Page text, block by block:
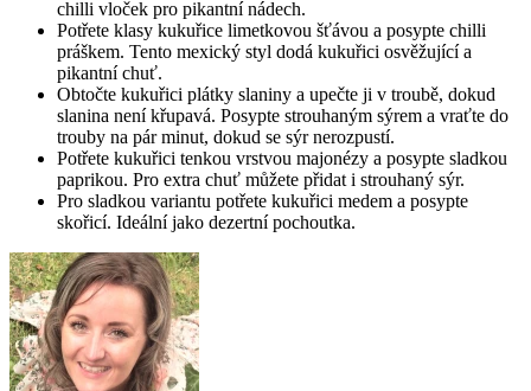
chilli vloček pro pikantní nádech.
Potřete klasy kukuřice limetkovou šťávou a posypte chilli
práškem. Tento mexický styl dodá kukuřici osvěžující a
pikantní chuť.
Obtočte kukuřici plátky slaniny a upečte ji v troubě, dokud
slanina není křupavá. Posypte strouhaným sýrem a vraťte do
trouby na pár minut, dokud se sýr nerozpustí.
Potřete kukuřici tenkou vrstvou majonézy a posypte sladkou
paprikou. Pro extra chuť můžete přidat i strouhaný sýr.
Pro sladkou variantu potřete kukuřici medem a posypte
skořicí. Ideální jako dezertní pochoutka.